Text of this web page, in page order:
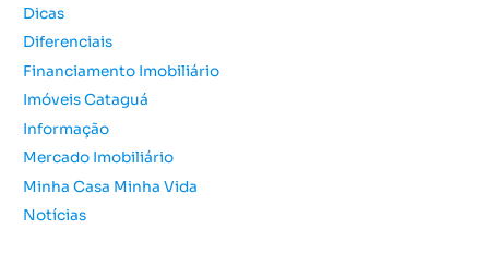
o
r
:
Dicas
Diferenciais
Financiamento Imobiliário
Imóveis Cataguá
Informação
Mercado Imobiliário
Minha Casa Minha Vida
Notícias